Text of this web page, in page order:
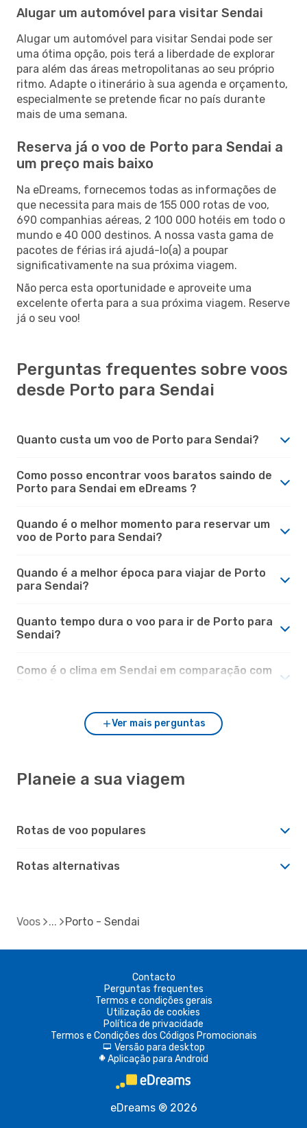
Alugar um automóvel para visitar Sendai
Alugar um automóvel para visitar Sendai pode ser
uma ótima opção, pois terá a liberdade de explorar
para além das áreas metropolitanas ao seu próprio
ritmo. Adapte o itinerário à sua agenda e orçamento,
especialmente se pretende ficar no país durante
mais de uma semana.
Reserva já o voo de Porto para Sendai a
um preço mais baixo
Na eDreams, fornecemos todas as informações de
que necessita para mais de 155 000 rotas de voo,
690 companhias aéreas, 2 100 000 hotéis em todo o
mundo e 40 000 destinos. A nossa vasta gama de
pacotes de férias irá ajudá-lo(a) a poupar
significativamente na sua próxima viagem.
Não perca esta oportunidade e aproveite uma
excelente oferta para a sua próxima viagem. Reserve
já o seu voo!
Perguntas frequentes sobre voos
desde Porto para Sendai
Quanto custa um voo de Porto para Sendai?
Como posso encontrar voos baratos saindo de
Porto para Sendai em eDreams ?
Quando é o melhor momento para reservar um
voo de Porto para Sendai?
Quando é a melhor época para viajar de Porto
para Sendai?
Quanto tempo dura o voo para ir de Porto para
Sendai?
Como é o clima em Sendai em comparação com
Ver mais perguntas
Planeie a sua viagem
Rotas de voo populares
Rotas alternativas
Voos Porto - Sendai
Contacto
Perguntas frequentes
Termos e condições gerais
Utilização de cookies
Política de privacidade
Termos e Condições dos Códigos Promocionais
d Versão para desktop
A Aplicação para Android
eDreams ® 2026